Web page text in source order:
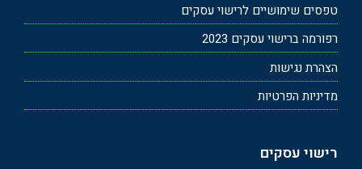
טפסים שימושיים לרישוי עסקים
רפורמה ברישוי עסקים 2023
הצהרת נגישות
מדיניות הפרטיות
רישוי עסקים